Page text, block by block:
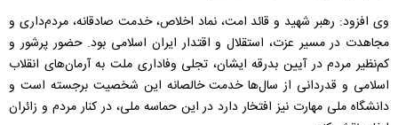
وی افزود: رهبر شهید و قائد امت، نماد اخلاص، خدمت صادقانه، مردم‌داری و
مجاهدت در مسیر عزت، استقلال و اقتدار ایران اسلامی بود. حضور پرشور و
کم‌نظیر مردم در آیین بدرقه ایشان، تجلی وفاداری ملت به آرمان‌های انقلاب
اسلامی و قدردانی از سال‌ها خدمت خالصانه این شخصیت برجسته است و
دانشگاه ملی مهارت نیز افتخار دارد در این حماسه ملی، در کنار مردم و زائران